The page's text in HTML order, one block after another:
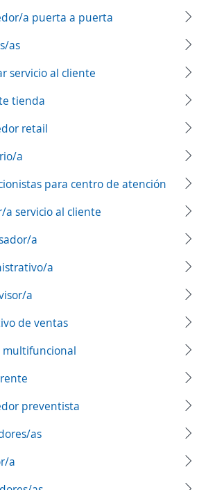
a puerta a puerta
as
servicio al cliente
tienda
retail
a
para centro de atención
a servicio al cliente
a
a
a
de ventas
multifuncional
preventista
as
a